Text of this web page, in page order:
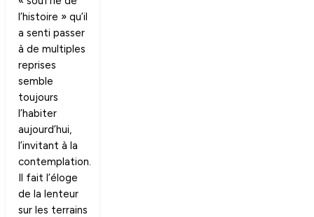
l’histoire » qu’il
a senti passer
à de multiples
reprises
semble
toujours
l’habiter
aujourd’hui,
l’invitant à la
contemplation.
Il fait l’éloge
de la lenteur
sur les terrains